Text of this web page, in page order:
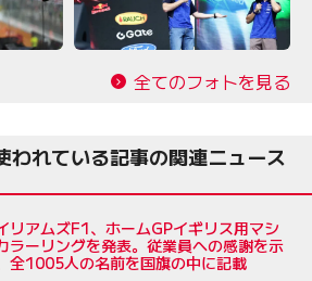
全てのフォトを見る
われている記事の関連ニュース
リアムズF1、ホームGPイギリス用マシ
ラーリングを発表。従業員への感謝を示
全1005人の名前を国旗の中に記載